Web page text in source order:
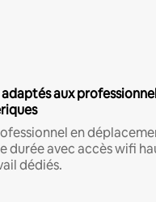
aux
en
durée avec accès wifi
dédiés.